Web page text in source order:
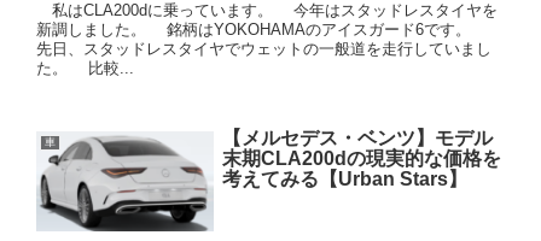
私はCLA200dに乗っています。 今年はスタッドレスタイヤを
新調しました。 銘柄はYOKOHAMAのアイスガード6です。
先日、スタッドレスタイヤでウェットの一般道を走行していまし
た。 比較...
車
【メルセデス・ベンツ】モデル
末期CLA200dの現実的な価格を
考えてみる【Urban Stars】